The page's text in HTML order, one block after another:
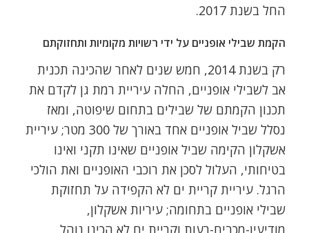
החל בשנת 2017.
הקמת שבילי אופניים על ידי רשויות מקומיות ותחזוקתם
רק בשנת 2014, חמש שנים לאחר שהכינה תכנית
אב לשבילי אופניים, החלה עיריית רמת גן לקדם את
תכנון הקמתם של שבילים בתחום שיפוטה, ומאז
נסלל שביל אופניים אחד באורך של 300 מטר; עיריית
אשקלון הקימה שביל אופניים שאינו תקני ואינו
בטיחותי, העלול לסכן את רוכבי האופניים ואת הולכי
הרגל. עיריית קריית ים לא הקפידה על תחזוקת
שבילי אופניים בתחומה; עיריות אשקלון,
מודיעין-מכבים-רעות וקריית ים לא הכינו נוהל